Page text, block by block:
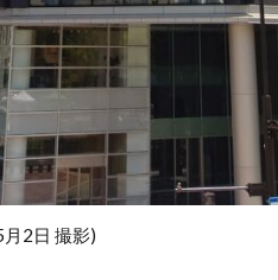
2日 撮影)